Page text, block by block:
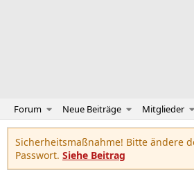
Forum Neue Beiträge Mitglieder
Sicherheitsmaßnahme! Bitte ändere
Passwort. Siehe Beitrag